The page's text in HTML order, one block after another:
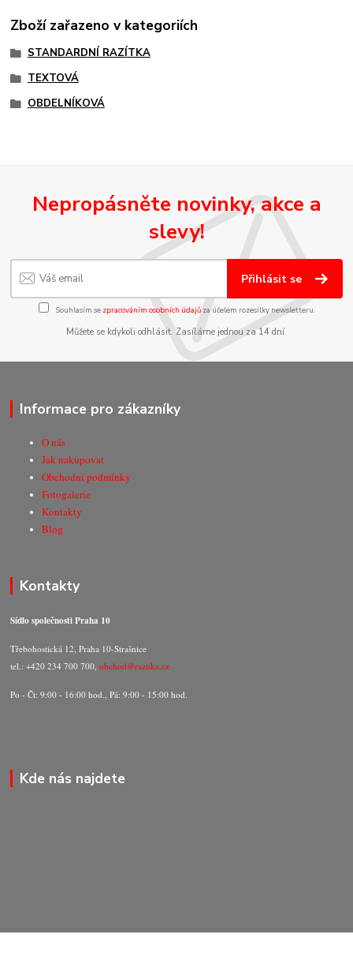
Zboží zařazeno v kategoriích
STANDARDNÍ RAZÍTKA
TEXTOVÁ
OBDELNÍKOVÁ
Nepropásněte novinky, akce a
slevy!
Přihlásit se
Souhlasím se zpracováním osobních údajůza účelem rozesílky newsletteru.
Můžete se kdykoli odhlásit. Zasíláme jednou za 14 dní.
Informace pro zákazníky
O nás
Jak nakupovat
Obchodní podmínky
Fotogalerie
Kontakty
Blog
Kontakty
Sídlo společnosti Praha 10
Třebohostická 12, Praha 10-Strašnice
tel.: +420 234 700 700,obchod@razitka.cz
Po - Čt: 9:00 - 16:00 hod., Pá: 9:00 - 15:00 hod.
Kde nás najdete